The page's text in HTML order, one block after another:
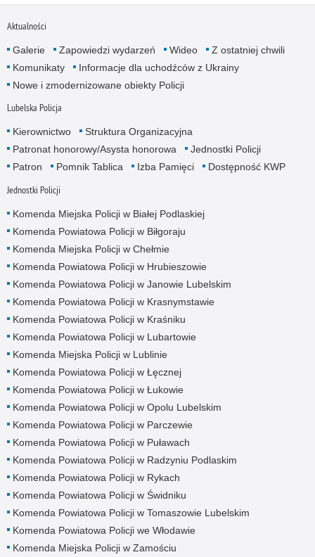
Aktualności
Galerie Zapowiedzi wydarzeń Wideo
Z ostatniej chwili
Komunikaty
Informacje dla uchodźców z Ukrainy
Nowe i zmodernizowane obiekty Policji
Lubelska Policja
Kierownictwo
Struktura Organizacyjna
Patronat honorowy/Asysta honorowa
Jednostki Policji
Patron
Pomnik Tablica Izba Pamięci Dostępność KWP
Jednostki Policji
Komenda Miejska Policji w Białej Podlaskiej
Komenda Powiatowa Policji w Biłgoraju
Komenda Miejska Policji w Chełmie
Komenda Powiatowa Policji w Hrubieszowie
Komenda Powiatowa Policji w Janowie Lubelskim
Komenda Powiatowa Policji w Krasnymstawie
Komenda Powiatowa Policji w Kraśniku
Komenda Powiatowa Policji w Lubartowie
Komenda Miejska Policji w Lublinie
Komenda Powiatowa Policji w Łęcznej
Komenda Powiatowa Policji w Łukowie
Komenda Powiatowa Policji w Opolu Lubelskim
Komenda Powiatowa Policji w Parczewie
Komenda Powiatowa Policji w Puławach
Komenda Powiatowa Policji w Radzyniu Podlaskim
Komenda Powiatowa Policji w Rykach
Komenda Powiatowa Policji w Świdniku
Komenda Powiatowa Policji w Tomaszowie Lubelskim
Komenda Powiatowa Policji we Włodawie
Komenda Miejska Policji w Zamościu